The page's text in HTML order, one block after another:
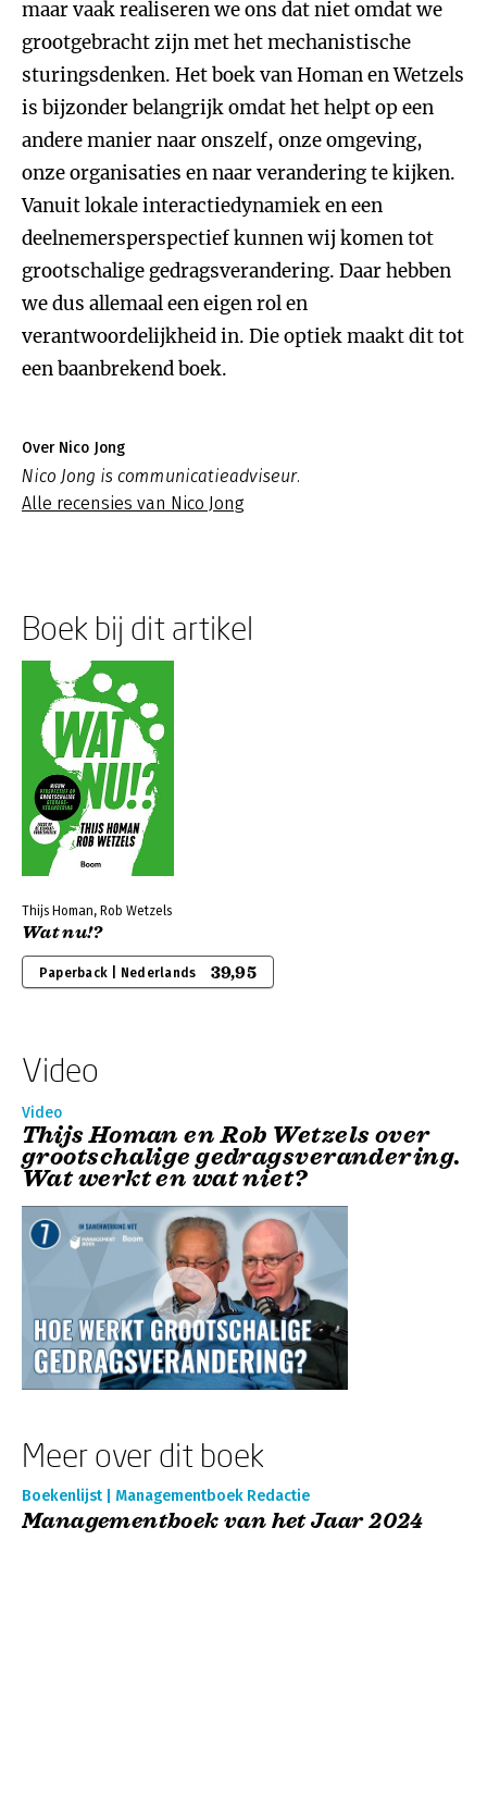
maar vaak realiseren we ons dat niet omdat we
grootgebracht zijn met het mechanistische
sturingsdenken. Het boek van Homan en Wetzels
is bijzonder belangrijk omdat het helpt op een
andere manier naar onszelf, onze omgeving,
onze organisaties en naar verandering te kijken.
Vanuit lokale interactiedynamiek en een
deelnemersperspectief kunnen wij komen tot
grootschalige gedragsverandering. Daar hebben
we dus allemaal een eigen rol en
verantwoordelijkheid in. Die optiek maakt dit tot
een baanbrekend boek.
Over Nico Jong
Nico Jong is communicatieadviseur.
Alle recensies van Nico Jong
Boek bij dit artikel
Thijs Homan, Rob Wetzels
Wat nu!?
Paperback | Nederlands 39,95
Video
Video
Thijs Homan en Rob Wetzels over
grootschalige gedragsverandering.
Wat werkt en wat niet?
Meer over dit boek
Boekenlijst | Managementboek Redactie
Managementboek van het Jaar 2024